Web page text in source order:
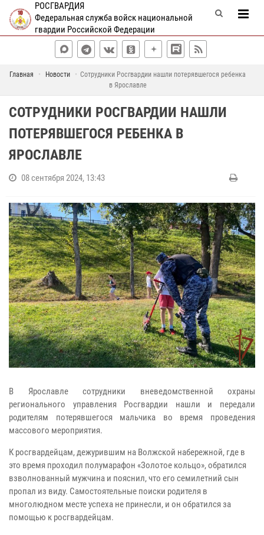
РОСГВАРДИЯ
Федеральная служба войск национальной
гвардии Российской Федерации
Главная Новости
Сотрудники Росгвардии нашли потерявшегося ребенка
в Ярославле
СОТРУДНИКИ РОСГВАРДИИ НАШЛИ
ПОТЕРЯВШЕГОСЯ РЕБЕНКА В
ЯРОСЛАВЛЕ
08 сентября 2024, 13:43
В Ярославле сотрудники вневедомственной охраны
регионального управления Росгвардии нашли и передали
родителям потерявшегося мальчика во время проведения
массового мероприятия.
К росгвардейцам, дежурившим на Волжской набережной, где в
это время проходил полумарафон «Золотое кольцо», обратился
взволнованный мужчина и пояснил, что его семилетний сын
пропал из виду. Самостоятельные поиски родителя в
многолюдном месте успеха не принесли, и он обратился за
помощью к росгвардейцам.